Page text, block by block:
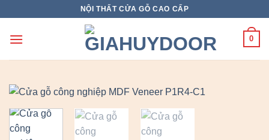
content
NỘI THẤT CỬA GỖ CAO CẤP
0